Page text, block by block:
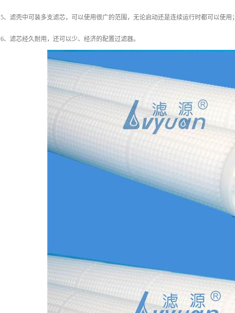
5、滤壳中可装多支滤芯，可以使用很广的范围，无论启动还是连续运行时都可以使用；
6、滤芯经久耐用，还可以少、经济的配置过滤器。